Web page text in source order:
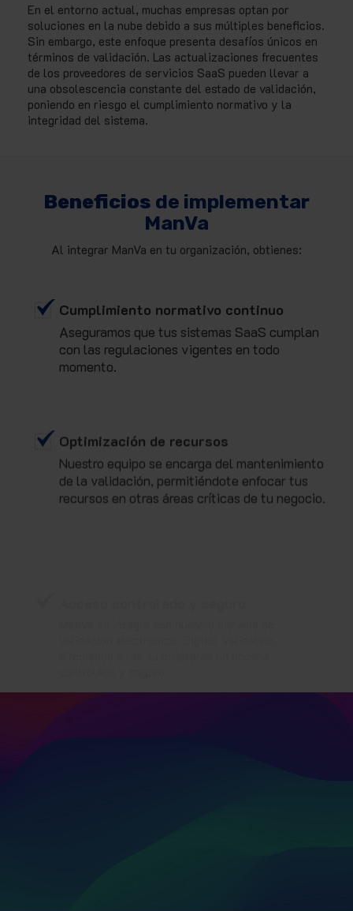
En el entorno actual, muchas empresas optan por
soluciones en la nube debido a sus múltiples beneficios.
Sin embargo, este enfoque presenta desafíos únicos en
términos de validación. Las actualizaciones frecuentes
de los proveedores de servicios SaaS pueden llevar a
una obsolescencia constante del estado de validación,
poniendo en riesgo el cumplimiento normativo y la
integridad del sistema.
Beneficios de implementar
ManVa
Al integrar ManVa en tu organización, obtienes:
Cumplimiento normativo continuo
Aseguramos que tus sistemas SaaS cumplan
con las regulaciones vigentes en todo
momento.
Optimización de recursos
Nuestro equipo se encarga del mantenimiento
de la validación, permitiéndote enfocar tus
recursos en otras áreas críticas de tu negocio.